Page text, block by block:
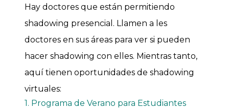
Hay doctores que están permitiendo
shadowing presencial. Llamen a les
doctores en sus áreas para ver si pueden
hacer shadowing con elles. Mientras tanto,
aquí tienen oportunidades de shadowing
virtuales:
1. Programa de Verano para Estudiantes